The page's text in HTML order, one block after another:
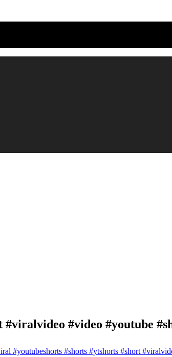
#video #youtube
#youtubeshorts #shorts #ytshorts #short